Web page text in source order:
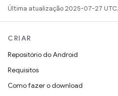
Última atualização 2025-07-27 UTC.
CRIAR
Repositório do Android
Requisitos
Como fazer o download